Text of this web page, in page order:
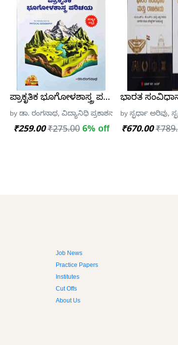
ಪ್ರಾಕೃತಿಕ ಭೂಗೋಳಶಾಸ್ತ್ರ ಪರಿಚಯ -ಡಾ.
by ಡಾ. ರಂಗನಾಥ, ವಿದ್ಯಾನಿಧಿ ಪ್ರಕಾಶನ
₹259.00 ₹275.00 6% off
ಭಾರತ
by ಸ್ಫರ್ಧಾ ಅರಿವು,
₹670.00
Job News
Practice Papers
Institutes
Cut Offs
About Us